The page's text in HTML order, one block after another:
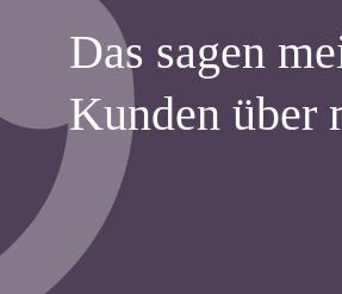
Das sagen
Kunden über